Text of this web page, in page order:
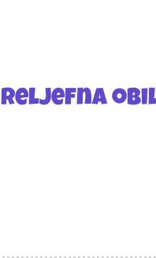
Reljefna